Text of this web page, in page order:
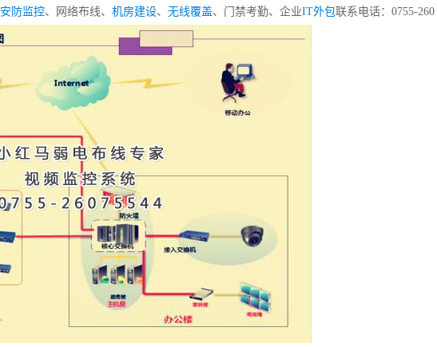
安防监控、网络布线、机房建设、无线覆盖、门禁考勤、企业IT外包联系电话：0755-260